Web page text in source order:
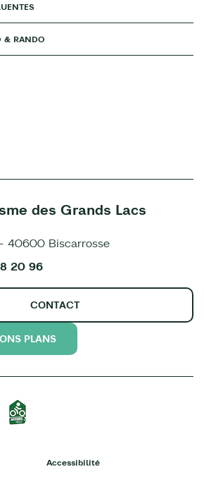
& RANDO
des Grands Lacs
40600 Biscarrosse
20 96
CONTACT
PLANS
Accessibilité